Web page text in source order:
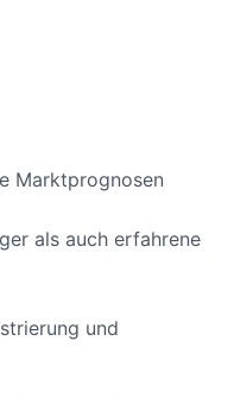
Marktprognosen
als auch erfahrene
und